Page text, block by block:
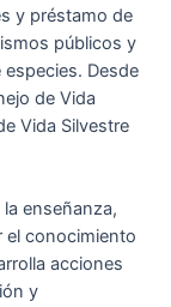
y préstamo de
públicos y
Desde
de Vida
Vida Silvestre
enseñanza,
el conocimiento
acciones
y